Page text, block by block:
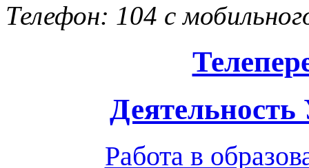
Телефон: 104 с
Работа в